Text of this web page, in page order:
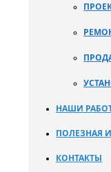
НАШИ
ПОЛЕЗНАЯ
КОНТАКТЫ